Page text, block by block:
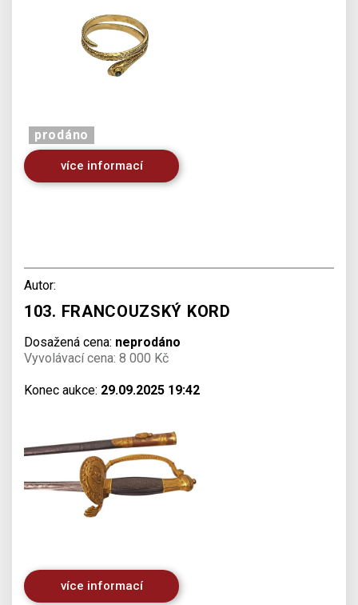
prodáno
více informací
Autor:
103. FRANCOUZSKÝ KORD
Dosažená cena: neprodáno
Vyvolávací cena: 8 000 Kč
Konec aukce: 29.09.2025 19:42
více informací